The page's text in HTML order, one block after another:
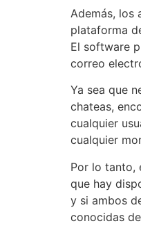
Además, los
plataforma
El software
correo
Ya sea que
chateas,
cualquier
cualquier
Por lo tanto,
que hay
y si ambos
conocidas